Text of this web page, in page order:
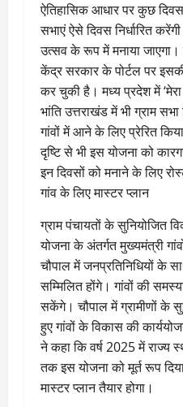
ऐतिहासिक आधार पर कुछ
सभाएं ऐसे दिवस निर्धारित
उत्सव के रूप में मनाया जाएगा।
केंद्र सरकार के पोर्टल पर
कर चुकी है। मध्य प्रदेश में ‘मेरा
भांति उत्तराखंड में भी ग्राम
गांवों में आने के लिए प्रेरित
दृष्टि से भी इस योजना को
इन दिवसों को मनाने के लिए
गांव के लिए मास्टर प्लान
ग्राम पंचायतों के सुनियोजित
योजना के अंतर्गत मुख्यमंत्री
चौपाल में जनप्रतिनिधियों के
सम्मिलित होंगे। गांवों की
सकेंगे। चौपाल में ग्रामीणों के
हुए गांवों के विकास की
ने कहा कि वर्ष 2025 में राज्य
तक इस योजना को मूर्त रूप
मास्टर प्लान तैयार होगा।